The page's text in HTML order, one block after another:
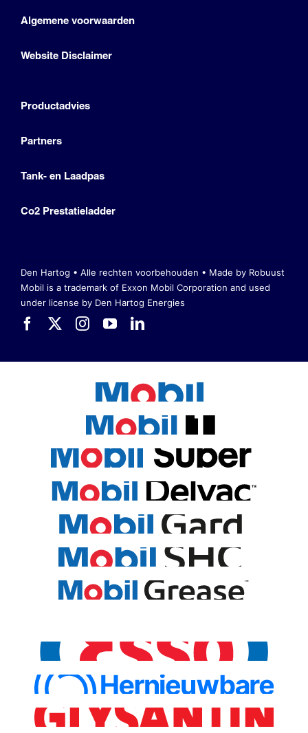
Algemene voorwaarden
Website Disclaimer
Productadvies
Partners
Tank- en Laadpas
Co2 Prestatieladder
Den Hartog • Alle rechten voorbehouden • Made by Robuust
Mobil is a trademark of Exxon Mobil Corporation and used
under license by Den Hartog Energies